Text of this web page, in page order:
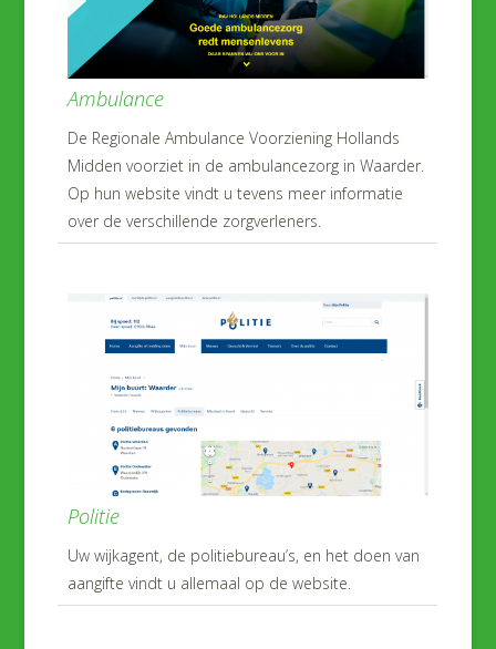
Ambulance
De Regionale Ambulance Voorziening Hollands
Midden voorziet in de ambulancezorg in Waarder.
Op hun website vindt u tevens meer informatie
over de verschillende zorgverleners.
Politie
Uw wijkagent, de politiebureau’s, en het doen van
aangifte vindt u allemaal op de website.